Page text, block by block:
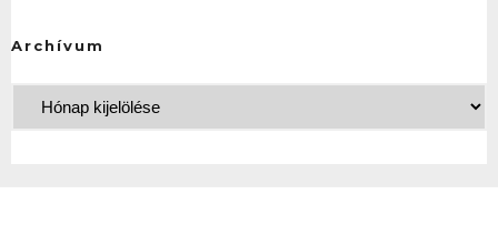
Archívum